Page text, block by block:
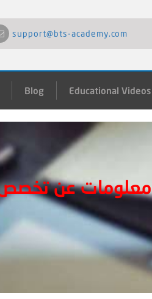
support@bts-academy.com
Blog Educational Videos
معلومات عن تخصص